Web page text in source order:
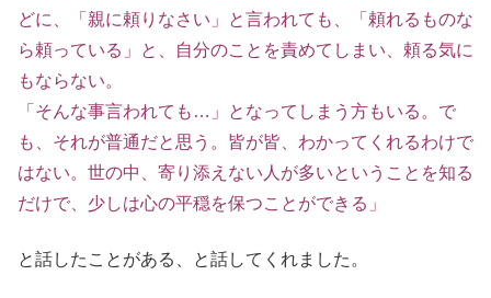
どに、「親に頼りなさい」と言われても、「頼れるものな
ら頼っている」と、自分のことを責めてしまい、頼る気に
もならない。
「そんな事言われても…」となってしまう方もいる。で
も、それが普通だと思う。皆が皆、わかってくれるわけで
はない。世の中、寄り添えない人が多いということを知る
だけで、少しは心の平穏を保つことができる」
と話したことがある、と話してくれました。